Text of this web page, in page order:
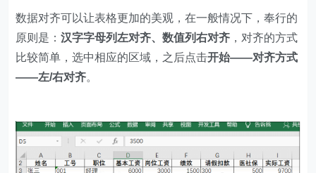
数据对齐可以让表格更加的美观，在一般情况下，奉行的
原则是：汉字字母列左对齐、数值列右对齐 ，对齐的方式
比较简单，选中相应的区域，之后点击开始——对齐方式
——左/右对齐。